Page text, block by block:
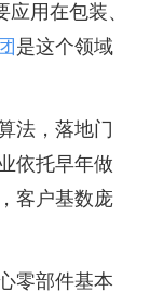
用在包装、
是这个领域
法，落地门
依托早年做
客户基数庞
零部件基本